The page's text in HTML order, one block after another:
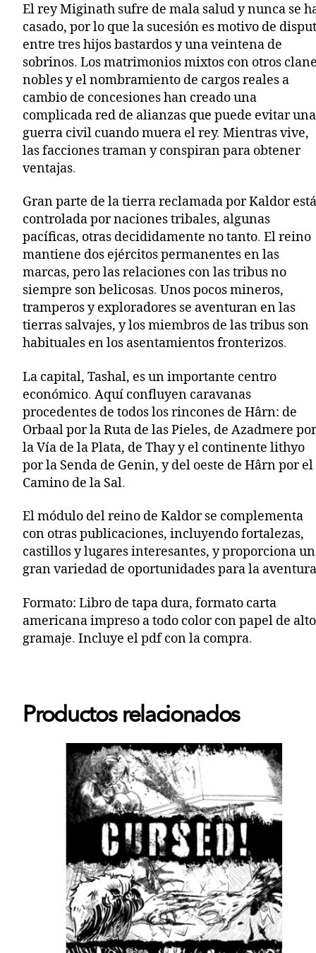
El rey Miginath sufre de mala salud y nunca se
casado, por lo que la sucesión es motivo de
entre tres hijos bastardos y una veintena de
sobrinos. Los matrimonios mixtos con otros
nobles y el nombramiento de cargos reales a
cambio de concesiones han creado una
complicada red de alianzas que puede evitar una
guerra civil cuando muera el rey. Mientras vive,
las facciones traman y conspiran para obtener
ventajas.
Gran parte de la tierra reclamada por Kaldor
controlada por naciones tribales, algunas
pacíficas, otras decididamente no tanto. El reino
mantiene dos ejércitos permanentes en las
marcas, pero las relaciones con las tribus no
siempre son belicosas. Unos pocos mineros,
tramperos y exploradores se aventuran en las
tierras salvajes, y los miembros de las tribus son
habituales en los asentamientos fronterizos.
La capital, Tashal, es un importante centro
económico. Aquí confluyen caravanas
procedentes de todos los rincones de Hârn: de
Orbaal por la Ruta de las Pieles, de Azadmere
la Vía de la Plata, de Thay y el continente lithyo
por la Senda de Genin, y del oeste de Hârn por el
Camino de la Sal.
El módulo del reino de Kaldor se complementa
con otras publicaciones, incluyendo fortalezas,
castillos y lugares interesantes, y proporciona
gran variedad de oportunidades para la
Formato: Libro de tapa dura, formato carta
americana impreso a todo color con papel de alto
gramaje. Incluye el pdf con la compra.
Productos relacionados